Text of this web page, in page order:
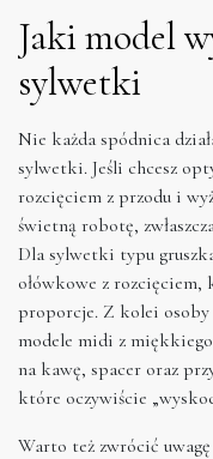
Jaki model
sylwetki
Nie każda spódnica
sylwetki. Jeśli chcesz
rozcięciem z przodu i
świetną robotę,
Dla sylwetki typu
ołówkowe z
proporcje. Z kolei osoby
modele midi z
na kawę, spacer oraz
które oczywiście
Warto też zwrócić